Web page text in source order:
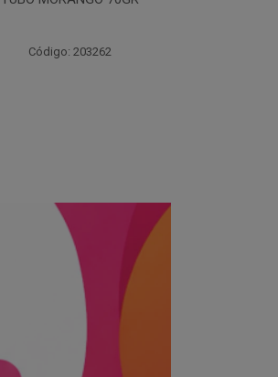
Código: 203264